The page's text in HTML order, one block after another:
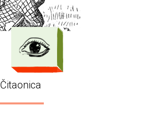
Čitaonica